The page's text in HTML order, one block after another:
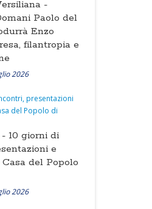
-
Paolo del
Enzo
filantropia e
2026
10 giorni di
e
del Popolo
2026